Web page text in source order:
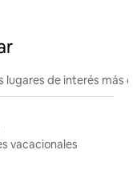
lugares de interés más
vacacionales